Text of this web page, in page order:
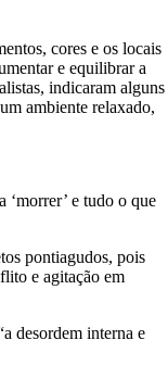
cores e os locais
e equilibrar a
indicaram alguns
ambiente relaxado,
‘morrer’ e tudo o que
pontiagudos, pois
e agitação em
desordem interna e